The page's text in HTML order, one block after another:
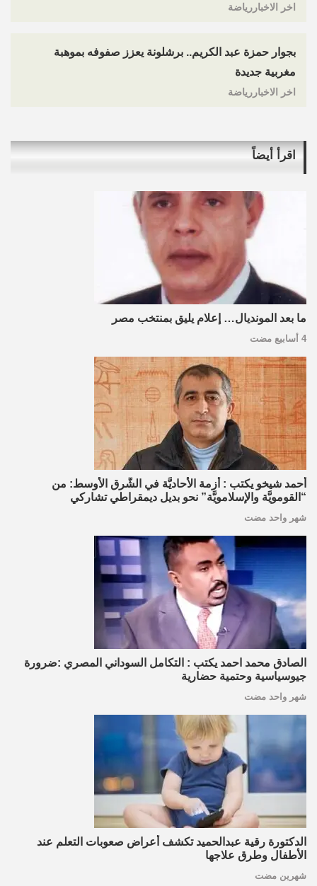
اخر الاخباررياضة
بجوار حمزة عبد الكريم.. برشلونة يعزز صفوفه بموهبة
مغربية جديدة
اخر الاخباررياضة
اقرأ أيضاً
ما بعد المونديال… إعلام يليق بمنتخب مصر
4 أسابيع مضت
أحمد شيخو يكتب : أزمة الأحاديَّة في الشَّرق الأوسط: من
“القومويَّة والإسلامويَّة” نحو بديل ديمقراطي تشاركي
شهر واحد مضت
الصادق محمد احمد يكتب : التكامل السوداني المصري :ضرورة
جيوسياسية وحتمية حضارية
شهر واحد مضت
الدكتورة رقية عبدالحميد تكشف أعراض صعوبات التعلم عند
الأطفال وطرق علاجها
شهرين مضت